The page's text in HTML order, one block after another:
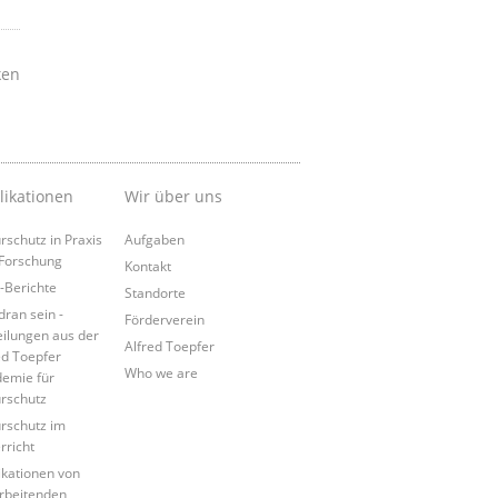
in Praxis
Berichte
sein -
aus der
Toepfer
für
im
von
Wir über uns
Aufgaben
Kontakt
Standorte
Förderverein
Alfred Toepfer
Who we are